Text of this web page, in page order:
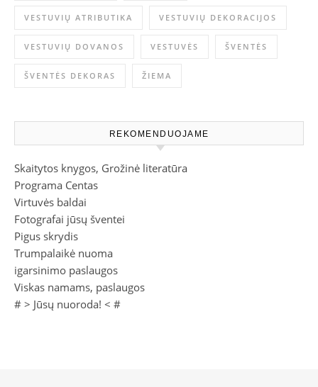
VESTUVIŲ ATRIBUTIKA VESTUVIŲ DEKORACIJOS
VESTUVIŲ DOVANOS VESTUVĖS ŠVENTĖS
ŠVENTĖS DEKORAS ŽIEMA
REKOMENDUOJAME
Skaitytos knygos, Grožinė literatūra
Programa Centas
Virtuvės baldai
Fotografai jūsų šventei
Pigus skrydis
Trumpalaikė nuoma
igarsinimo paslaugos
Viskas namams, paslaugos
# > Jūsų nuoroda! < #